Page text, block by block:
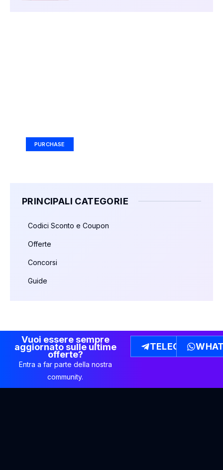
PURCHASE
PRINCIPALI CATEGORIE
Codici Sconto e Coupon
Offerte
Concorsi
Guide
Vuoi essere sempre
aggiornato sulle ultime
offerte?
Entra a far parte della nostra
community.
TELEGRAM